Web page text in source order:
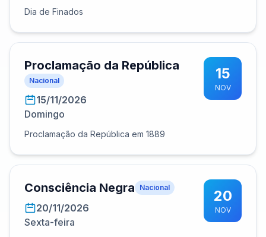
Dia de Finados
Proclamação da República
Nacional
15/11/2026
Domingo
Proclamação da República em 1889
15
NOV
Consciência Negra Nacional
20/11/2026
Sexta-feira
20
NOV